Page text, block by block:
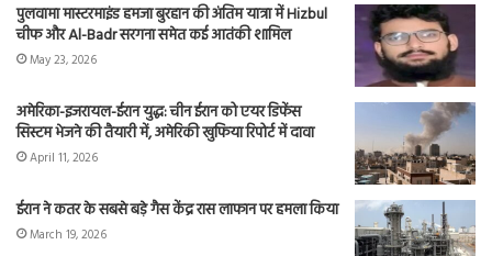
पुलवामा मास्टरमाइंड हमजा बुरहान की अंतिम यात्रा में Hizbul
चीफ और Al-Badr सरगना समेत कई आतंकी शामिल
May 23, 2026
अमेरिका-इजरायल-ईरान युद्ध: चीन ईरान को एयर डिफेंस
सिस्टम भेजने की तैयारी में, अमेरिकी खुफिया रिपोर्ट में दावा
April 11, 2026
ईरान ने कतर के सबसे बड़े गैस केंद्र रास लाफान पर हमला किया
March 19, 2026